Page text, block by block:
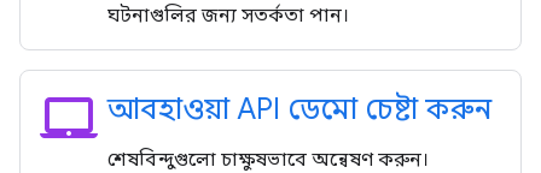
ঘটনাগুলির জন্য সতর্কতা পান।
laptop_mac আবহাওয়া API ডেমো চেষ্টা করুন
শেষবিন্দুগুলো চাক্ষুষভাবে অন্বেষণ করুন।